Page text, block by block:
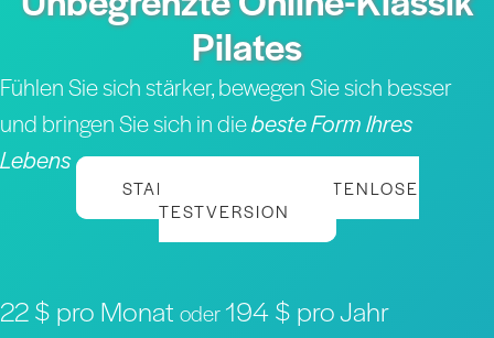
Pilates
Fühlen Sie sich stärker, bewegen Sie sich besser
und bringen Sie sich in diebeste Form Ihres
Lebens
STARTEN SIE IHRE KOSTENLOSE
TESTVERSION
22 $ pro Monat oder194 $ pro Jahr